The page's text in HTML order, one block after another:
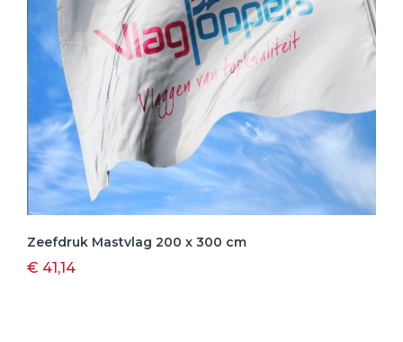
Zeefdruk Mastvlag 200 x 300 cm
€ 41,14